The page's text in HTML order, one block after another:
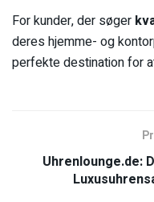
For kunder, der søger
deres hjemme- og
perfekte destination for
Uhrenlounge.de: